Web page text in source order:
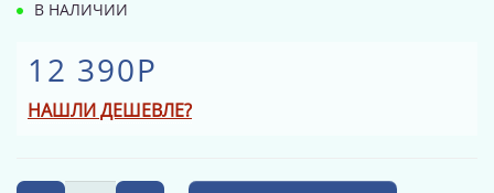
В НАЛИЧИИ
12 390Р
НАШЛИ ДЕШЕВЛЕ?